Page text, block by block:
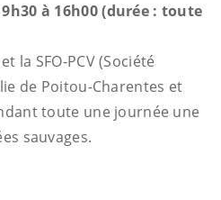
à 16h00 (durée : toute
la SFO-PCV (Société
de Poitou-Charentes et
toute une journée une
sauvages.